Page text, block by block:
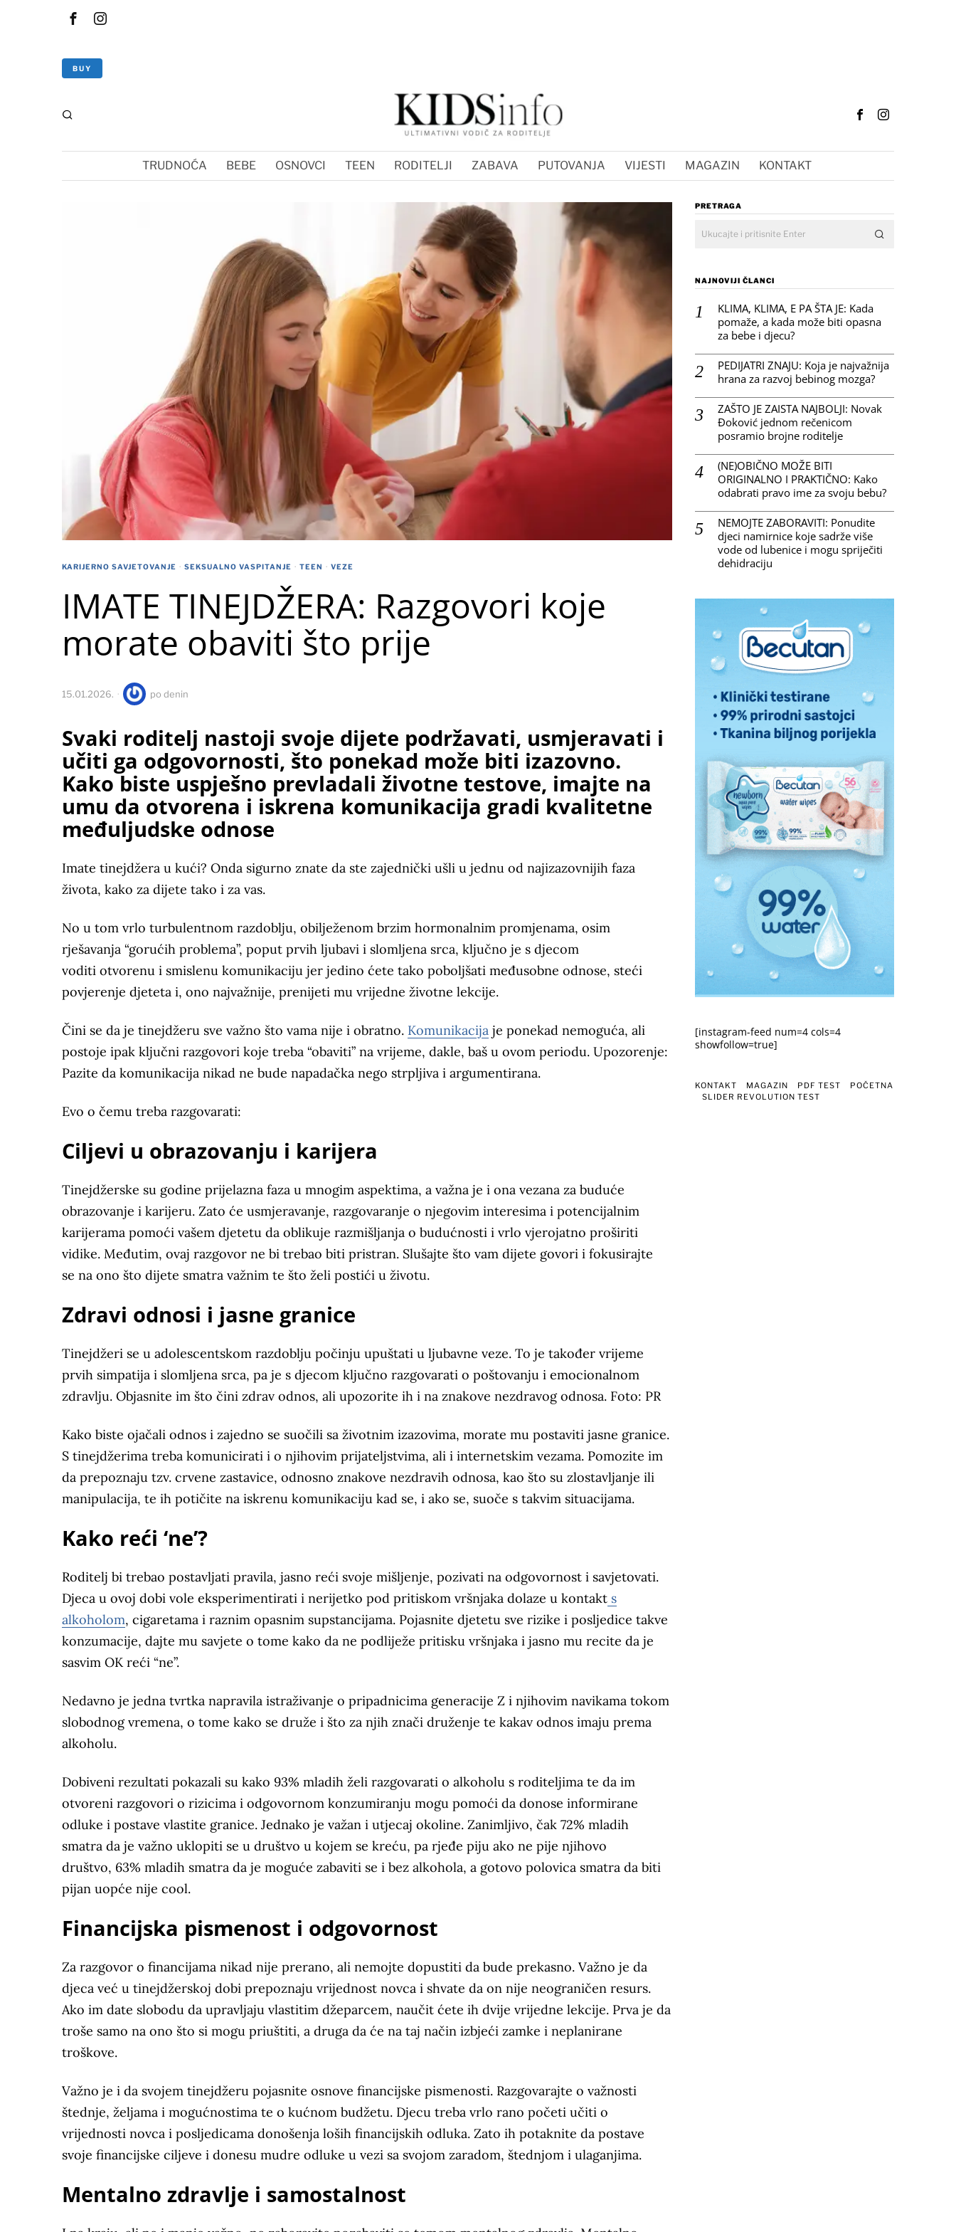
BUY
TRUDNOĆA BEBE OSNOVCI TEEN RODITELJI ZABAVA PUTOVANJA VIJESTI MAGAZIN KONTAKT
KARIJERNO SAVJETOVANJE · SEKSUALNO VASPITANJE · TEEN · VEZE
IMATE TINEJDŽERA: Razgovori koje
morate obaviti što prije
15.01.2026. po denin
Svaki roditelj nastoji svoje dijete podržavati, usmjeravati i
učiti ga odgovornosti, što ponekad može biti izazovno.
Kako biste uspješno prevladali životne testove, imajte na
umu da otvorena i iskrena komunikacija gradi kvalitetne
međuljudske odnose
Imate tinejdžera u kući? Onda sigurno znate da ste zajednički ušli u jednu od najizazovnijih faza
života, kako za dijete tako i za vas.
No u tom vrlo turbulentnom razdoblju, obilježenom brzim hormonalnim promjenama, osim
rješavanja “gorućih problema”, poput prvih ljubavi i slomljena srca, ključno je s djecom
voditi otvorenu i smislenu komunikaciju jer jedino ćete tako poboljšati međusobne odnose, steći
povjerenje djeteta i, ono najvažnije, prenijeti mu vrijedne životne lekcije.
Čini se da je tinejdžeru sve važno što vama nije i obratno. Komunikacija je ponekad nemoguća, ali
postoje ipak ključni razgovori koje treba “obaviti” na vrijeme, dakle, baš u ovom periodu. Upozorenje:
Pazite da komunikacija nikad ne bude napadačka nego strpljiva i argumentirana.
Evo o čemu treba razgovarati:
Ciljevi u obrazovanju i karijera
Tinejdžerske su godine prijelazna faza u mnogim aspektima, a važna je i ona vezana za buduće
obrazovanje i karijeru. Zato će usmjeravanje, razgovaranje o njegovim interesima i potencijalnim
karijerama pomoći vašem djetetu da oblikuje razmišljanja o budućnosti i vrlo vjerojatno proširiti
vidike. Međutim, ovaj razgovor ne bi trebao biti pristran. Slušajte što vam dijete govori i fokusirajte
se na ono što dijete smatra važnim te što želi postići u životu.
Zdravi odnosi i jasne granice
Tinejdžeri se u adolescentskom razdoblju počinju upuštati u ljubavne veze. To je također vrijeme
prvih simpatija i slomljena srca, pa je s djecom ključno razgovarati o poštovanju i emocionalnom
zdravlju. Objasnite im što čini zdrav odnos, ali upozorite ih i na znakove nezdravog odnosa. Foto: PR
Kako biste ojačali odnos i zajedno se suočili sa životnim izazovima, morate mu postaviti jasne granice.
S tinejdžerima treba komunicirati i o njihovim prijateljstvima, ali i internetskim vezama. Pomozite im
da prepoznaju tzv. crvene zastavice, odnosno znakove nezdravih odnosa, kao što su zlostavljanje ili
manipulacija, te ih potičite na iskrenu komunikaciju kad se, i ako se, suoče s takvim situacijama.
Kako reći ‘ne’?
Roditelj bi trebao postavljati pravila, jasno reći svoje mišljenje, pozivati na odgovornost i savjetovati.
Djeca u ovoj dobi vole eksperimentirati i nerijetko pod pritiskom vršnjaka dolaze u kontakt s
alkoholom, cigaretama i raznim opasnim supstancijama. Pojasnite djetetu sve rizike i posljedice takve
konzumacije, dajte mu savjete o tome kako da ne podliježe pritisku vršnjaka i jasno mu recite da je
sasvim OK reći “ne”.
Nedavno je jedna tvrtka napravila istraživanje o pripadnicima generacije Z i njihovim navikama tokom
slobodnog vremena, o tome kako se druže i što za njih znači druženje te kakav odnos imaju prema
alkoholu.
Dobiveni rezultati pokazali su kako 93% mladih želi razgovarati o alkoholu s roditeljima te da im
otvoreni razgovori o rizicima i odgovornom konzumiranju mogu pomoći da donose informirane
odluke i postave vlastite granice. Jednako je važan i utjecaj okoline. Zanimljivo, čak 72% mladih
smatra da je važno uklopiti se u društvo u kojem se kreću, pa rjeđe piju ako ne pije njihovo
društvo, 63% mladih smatra da je moguće zabaviti se i bez alkohola, a gotovo polovica smatra da biti
pijan uopće nije cool.
Financijska pismenost i odgovornost
Za razgovor o financijama nikad nije prerano, ali nemojte dopustiti da bude prekasno. Važno je da
djeca već u tinejdžerskoj dobi prepoznaju vrijednost novca i shvate da on nije neograničen resurs.
Ako im date slobodu da upravljaju vlastitim džeparcem, naučit ćete ih dvije vrijedne lekcije. Prva je da
troše samo na ono što si mogu priuštiti, a druga da će na taj način izbjeći zamke i neplanirane
troškove.
Važno je i da svojem tinejdžeru pojasnite osnove financijske pismenosti. Razgovarajte o važnosti
štednje, željama i mogućnostima te o kućnom budžetu. Djecu treba vrlo rano početi učiti o
vrijednosti novca i posljedicama donošenja loših financijskih odluka. Zato ih potaknite da postave
svoje financijske ciljeve i donesu mudre odluke u vezi sa svojom zaradom, štednjom i ulaganjima.
Mentalno zdravlje i samostalnost
PRETRAGA
NAJNOVIJI ČLANCI
KLIMA, KLIMA, E PA ŠTA JE: Kada
pomaže, a kada može biti opasna
za bebe i djecu?
PEDIJATRI ZNAJU: Koja je najvažnija
hrana za razvoj bebinog mozga?
ZAŠTO JE ZAISTA NAJBOLJI: Novak
Đoković jednom rečenicom
posramio brojne roditelje
(NE)OBIČNO MOŽE BITI
ORIGINALNO I PRAKTIČNO: Kako
odabrati pravo ime za svoju bebu?
NEMOJTE ZABORAVITI: Ponudite
djeci namirnice koje sadrže više
vode od lubenice i mogu spriječiti
dehidraciju
[instagram-feed num=4 cols=4
showfollow=true]
KONTAKT MAGAZIN PDF TEST
POČETNA
SLIDER REVOLUTION TEST